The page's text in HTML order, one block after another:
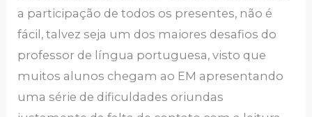
a participação de todos os presentes, não é
fácil, talvez seja um dos maiores desafios do
professor de língua portuguesa, visto que
muitos alunos chegam ao EM apresentando
uma série de dificuldades oriundas